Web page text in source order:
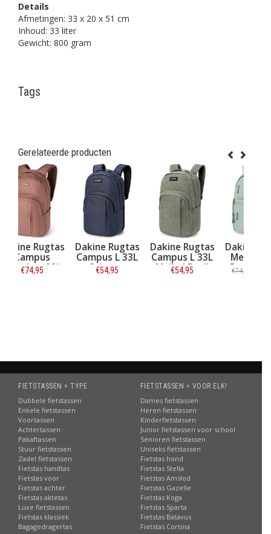
Details
Afmetingen: 33 x 20 x 51 cm
Inhoud: 33 liter
Gewicht: 800 gram
Tags
Gerelateerde producten
Dakine Rugtas
Campus L 33L
Odyssey
Dakine Rugtas
Campus L 33L
Mulled Basil
Dakine Rugtas
Method 32L
Forest Pond
€74,95 €64,95
FIETSTASSEN > TYPE
Dubbele fietstassen
Enkele fietstassen
Voortassen
Achtertassen
Pakaftassen
Stuur fietstassen
Zadel fietstassen
Fietstas handtas
Fietstas voor
Fietstas achter
Fietstas aktetas
Luxe fietstassen
Fietstas klassiek
Bagagedragertas
FIETSTASSEN > VOOR ELK!
Dames fietstassen
Heren fietstassen
Kinderfietstassen
Junior fietstassen voor school
Senioren fietstassen
Uniseks fietstassen
Fietstas hond
Fietstas Stella
Fietstas Amslod
Fietstas Gazelle
Fietstas Koga
Fietstas Sparta
Fietstas Batavus
Fietstas Cortina